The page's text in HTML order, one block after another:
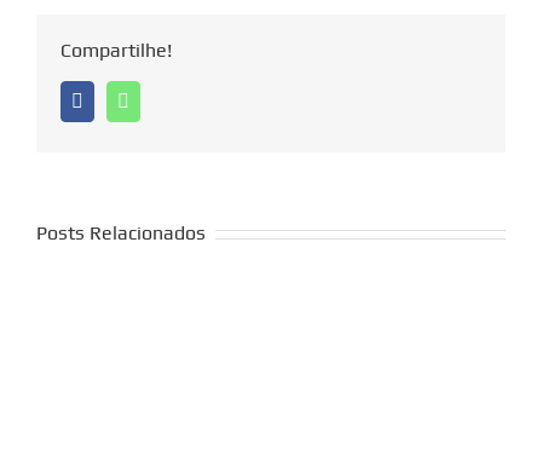
Compartilhe!
Facebook
Posts Relacionados